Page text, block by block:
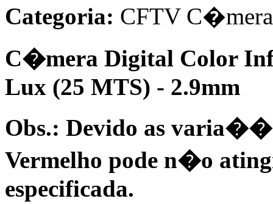
Categoria: CFTV
C�mera Digital Color
Lux (25 MTS) - 2.9mm
Obs.: Devido as
Vermelho pode n�o
especificada.